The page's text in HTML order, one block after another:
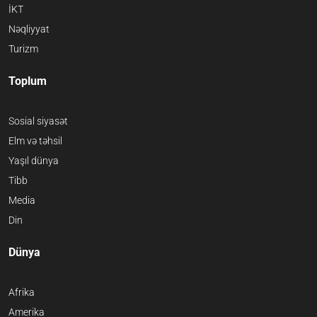
İKT
Nəqliyyat
Turizm
Toplum
Sosial siyasət
Elm və təhsil
Yaşıl dünya
Tibb
Media
Din
Dünya
Afrika
Amerika